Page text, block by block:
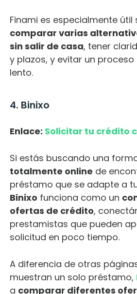
Finami es especialmente útil
comparar varias
sin salir de casa, tener
y plazos, y evitar un
lento.
4. Binixo
Enlace: Solicitar tu crédito
Si estás buscando una
totalmente online de
préstamo que se adapte a
Binixo funciona como un
ofertas de crédito,
prestamistas que pueden
solicitud en poco tiempo.
A diferencia de otras
muestran un solo préstamo,
a comparar diferentes